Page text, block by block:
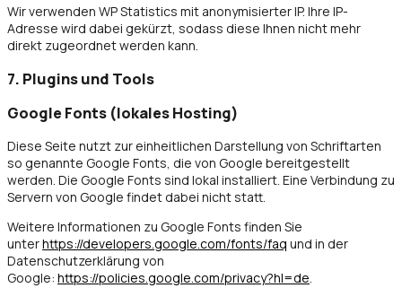
Wir verwenden WP Statistics mit anonymisierter IP. Ihre IP-
Adresse wird dabei gekürzt, sodass diese Ihnen nicht mehr
direkt zugeordnet werden kann.
7. Plugins und Tools
Google Fonts (lokales Hosting)
Diese Seite nutzt zur einheitlichen Darstellung von Schriftarten
so genannte Google Fonts, die von Google bereitgestellt
werden. Die Google Fonts sind lokal installiert. Eine Verbindung zu
Servern von Google findet dabei nicht statt.
Weitere Informationen zu Google Fonts finden Sie
unterhttps://developers.google.com/fonts/faq und in der
Datenschutzerklärung von
Google: https://policies.google.com/privacy?hl=de.